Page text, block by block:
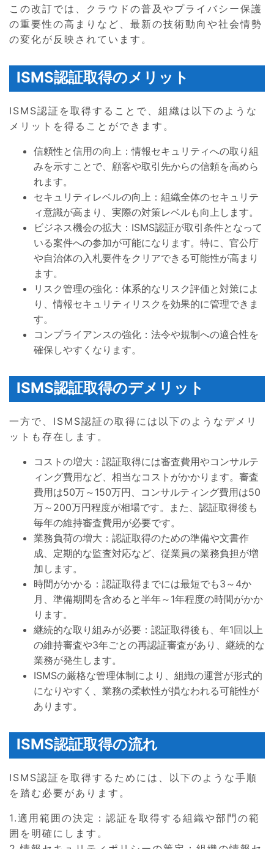
この改訂では、クラウドの普及やプライバシー保護
の重要性の高まりなど、最新の技術動向や社会情勢
の変化が反映されています。
ISMS認証取得のメリット
ISMS認証を取得することで、組織は以下のような
メリットを得ることができます。
信頼性と信用の向上：情報セキュリティへの取り組
みを示すことで、顧客や取引先からの信頼を高めら
れます。
セキュリティレベルの向上：組織全体のセキュリテ
ィ意識が高まり、実際の対策レベルも向上します。
ビジネス機会の拡大：ISMS認証が取引条件となって
いる案件への参加が可能になります。特に、官公庁
や自治体の入札要件をクリアできる可能性が高まり
ます。
リスク管理の強化：体系的なリスク評価と対策によ
り、情報セキュリティリスクを効果的に管理できま
す。
コンプライアンスの強化：法令や規制への適合性を
確保しやすくなります。
ISMS認証取得のデメリット
一方で、ISMS認証の取得には以下のようなデメリ
ットも存在します。
コストの増大：認証取得には審査費用やコンサルテ
ィング費用など、相当なコストがかかります。審査
費用は50万～150万円、コンサルティング費用は50
万～200万円程度が相場です。また、認証取得後も
毎年の維持審査費用が必要です。
業務負荷の増大：認証取得のための準備や文書作
成、定期的な監査対応など、従業員の業務負担が増
加します。
時間がかかる：認証取得までには最短でも3～4か
月、準備期間を含めると半年～1年程度の時間がかか
ります。
継続的な取り組みが必要：認証取得後も、年1回以上
の維持審査や3年ごとの再認証審査があり、継続的な
業務が発生します。
ISMSの厳格な管理体制により、組織の運営が形式的
になりやすく、業務の柔軟性が損なわれる可能性が
あります。
ISMS認証取得の流れ
ISMS認証を取得するためには、以下のような手順
を踏む必要があります。
1.適用範囲の決定：認証を取得する組織や部門の範
囲を明確にします。